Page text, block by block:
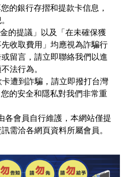
的銀行存摺和提款卡信息，
的提議」以及「在未確保獲
收取費用」均應視為詐騙行
留言，請立即聯絡我們以進
法行為。
遭到詐騙，請立即撥打台灣
的安全和隱私對我們非常重
各會員自行維護，本網站僅提
需洽各網頁資料所屬會員。